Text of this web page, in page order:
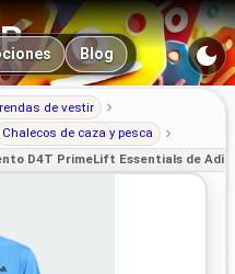
Blog
de vestir
Chalecos de caza y pesca
D4T PrimeLift Essentials de